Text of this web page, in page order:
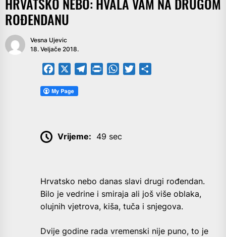
ROĐENDANU
Vesna Ujevic
18. Veljače 2018.
Facebook TelegramPrintFriendly
WhatsApp
Twitter
Vrijeme: 49 sec
Hrvatsko nebo danas slavi drugi rođendan.
Bilo je vedrine i smiraja ali još više oblaka,
olujnih vjetrova, kiša, tuča i snjegova.
Dvije godine rada vremenski nije puno, to je